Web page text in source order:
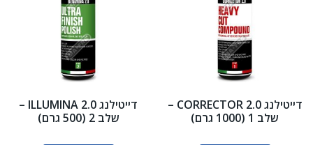
דייטילנג CORRECTOR 2.0 –
שלב 1 (1000 גרם)
דייטילנג ILLUMINA 2.0 –
שלב 2 (500 גרם)